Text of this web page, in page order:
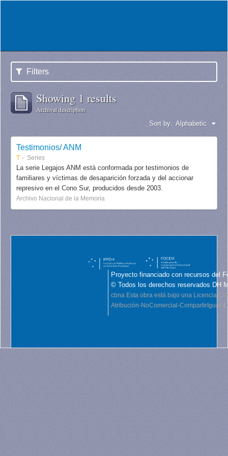
Filters
Showing 1 results
Archival description
Sort by: Alphabetic
Testimonios/ ANM
T Series
La serie Legajos ANM está conformada por testimonios de
familiares y víctimas de desaparición forzada y del accionar
represivo en el Cono Sur, producidos desde 2003.
Archivo Nacional de la Memoria
Proyecto financiado con recursos del
© Todos los derechos reservados DH
cbna Esta obra está bajo una Licencia
Atribución-NoComercial-CompartirIgual